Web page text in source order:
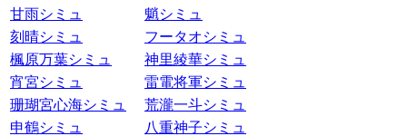
甘雨シミュ
魈シミュ
刻晴シミュ
フータオシミュ
楓原万葉シミュ
神里綾華シミュ
宵宮シミュ
雷電将軍シミュ
珊瑚宮心海シミュ
荒瀧一斗シミュ
申鶴シミュ
八重神子シミュ